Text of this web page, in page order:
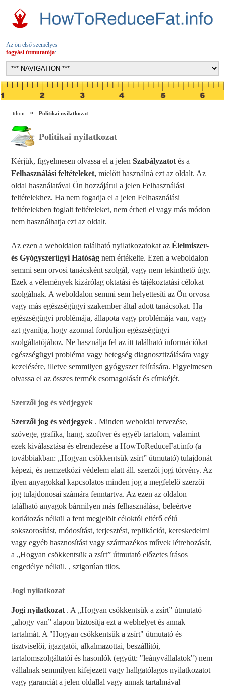
Az ön első személyes
fogyási útmutatója:
itthon Politikai nyilatkozat
Politikai nyilatkozat
Kérjük, figyelmesen olvassa el a jelenSzabályzatot és a
Felhasználási feltételeket, mielőtt használná ezt az oldalt. Az
oldal használatával Ön hozzájárul a jelen Felhasználási
feltételekhez. Ha nem fogadja el a jelen Felhasználási
feltételekben foglalt feltételeket, nem érheti el vagy más módon
nem használhatja ezt az oldalt.
Az ezen a weboldalon található nyilatkozatokat azÉlelmiszer-
és Gyógyszerügyi Hatóság nem értékelte. Ezen a weboldalon
semmi sem orvosi tanácsként szolgál, vagy nem tekinthető úgy.
Ezek a vélemények kizárólag oktatási és tájékoztatási célokat
szolgálnak. A weboldalon semmi sem helyettesíti az Ön orvosa
vagy más egészségügyi szakember által adott tanácsokat. Ha
egészségügyi problémája, állapota vagy problémája van, vagy
azt gyanítja, hogy azonnal forduljon egészségügyi
szolgáltatójához. Ne használja fel az itt található információkat
egészségügyi probléma vagy betegség diagnosztizálására vagy
kezelésére, illetve semmilyen gyógyszer felírására. Figyelmesen
olvassa el az összes termék csomagolását és címkéjét.
Szerzői jog és védjegyek
Szerzői jog és védjegyek . Minden weboldal tervezése,
szövege, grafika, hang, szoftver és egyéb tartalom, valamint
ezek kiválasztása és elrendezése a HowToReduceFat.info (a
továbbiakban: „Hogyan csökkentsük zsírt” útmutató) tulajdonát
képezi, és nemzetközi védelem alatt áll. szerzői jogi törvény. Az
ilyen anyagokkal kapcsolatos minden jog a megfelelő szerzői
jog tulajdonosai számára fenntartva. Az ezen az oldalon
található anyagok bármilyen más felhasználása, beleértve
korlátozás nélkül a fent megjelölt céloktól eltérő célú
sokszorosítást, módosítást, terjesztést, replikációt, kereskedelmi
vagy egyéb hasznosítást vagy származékos művek létrehozását,
a „Hogyan csökkentsük a zsírt” útmutató előzetes írásos
engedélye nélkül. , szigorúan tilos.
Jogi nyilatkozat
Jogi nyilatkozat . A „Hogyan csökkentsük a zsírt” útmutató
„ahogy van” alapon biztosítja ezt a webhelyet és annak
tartalmát. A "Hogyan csökkentsük a zsírt" útmutató és
tisztviselői, igazgatói, alkalmazottai, beszállítói,
tartalomszolgáltatói és hasonlók (együtt: "leányvállalatok") nem
vállalnak semmilyen kifejezett vagy hallgatólagos nyilatkozatot
vagy garanciát a jelen oldallal vagy annak tartalmával